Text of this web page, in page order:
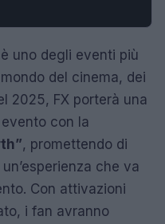
è uno degli eventi più
del cinema, dei
2025, FX porterà una
con la
, promettendo di
che va
Con attivazioni
i fan avranno